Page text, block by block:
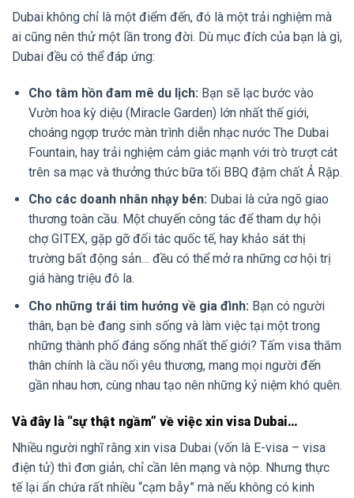
Dubai không chỉ là một điểm đến, đó là một trải nghiệm mà
ai cũng nên thử một lần trong đời. Dù mục đích của bạn là gì,
Dubai đều có thể đáp ứng:
Cho tâm hồn đam mê du lịch: Bạn sẽ lạc bước vào
Vườn hoa kỳ diệu (Miracle Garden) lớn nhất thế giới,
choáng ngợp trước màn trình diễn nhạc nước The Dubai
Fountain, hay trải nghiệm cảm giác mạnh với trò trượt cát
trên sa mạc và thưởng thức bữa tối BBQ đậm chất Ả Rập.
Cho các doanh nhân nhạy bén: Dubai là cửa ngõ giao
thương toàn cầu. Một chuyến công tác để tham dự hội
chợ GITEX, gặp gỡ đối tác quốc tế, hay khảo sát thị
trường bất động sản… đều có thể mở ra những cơ hội trị
giá hàng triệu đô la.
Cho những trái tim hướng về gia đình: Bạn có người
thân, bạn bè đang sinh sống và làm việc tại một trong
những thành phố đáng sống nhất thế giới? Tấm visa thăm
thân chính là cầu nối yêu thương, mang mọi người đến
gần nhau hơn, cùng nhau tạo nên những kỷ niệm khó quên.
Và đây là “sự thật ngầm” về việc xin visa Dubai…
Nhiều người nghĩ rằng xin visa Dubai (vốn là E-visa – visa
điện tử) thì đơn giản, chỉ cần lên mạng và nộp. Nhưng thực
tế lại ẩn chứa rất nhiều “cạm bẫy” mà nếu không có kinh